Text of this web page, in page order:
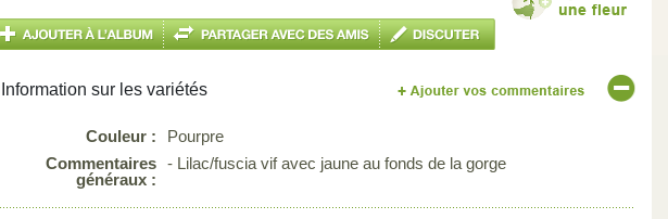
Information sur les variétés
Couleur :
Pourpre
Commentaires
généraux :
- Lilac/fuscia vif avec jaune au fonds de la gorge